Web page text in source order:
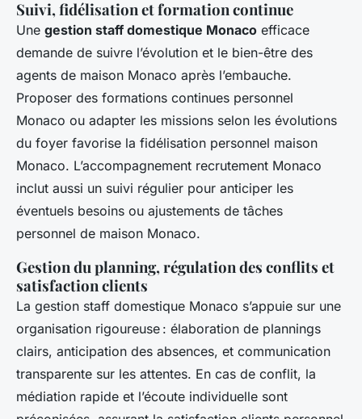
Suivi, fidélisation et formation continue
Une gestion staff domestique Monaco efficace
demande de suivre l’évolution et le bien-être des
agents de maison Monaco après l’embauche.
Proposer des formations continues personnel
Monaco ou adapter les missions selon les évolutions
du foyer favorise la fidélisation personnel maison
Monaco. L’accompagnement recrutement Monaco
inclut aussi un suivi régulier pour anticiper les
éventuels besoins ou ajustements de tâches
personnel de maison Monaco.
Gestion du planning, régulation des conflits et
satisfaction clients
La gestion staff domestique Monaco s’appuie sur une
organisation rigoureuse : élaboration de plannings
clairs, anticipation des absences, et communication
transparente sur les attentes. En cas de conflit, la
médiation rapide et l’écoute individuelle sont